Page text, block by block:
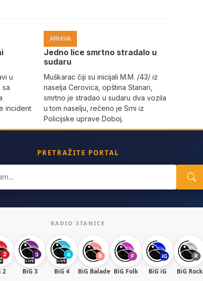
u
sa
incident
ARHIVA
Јedno lice smrtno stradalo u
sudaru
Muškarac čiji su inicijali M.M. /43/ iz
naselja Cerovica, opština Stanari,
smrtno je stradao u sudaru dva vozila
u tom naselju, rečeno je Srni iz
Policijske uprave Doboj.
PRETRAŽITE PORTAL
RADIO STANICE
2 BiG 3 BiG 4 BiG Balade BiG Folk BiG iG BiG Rock